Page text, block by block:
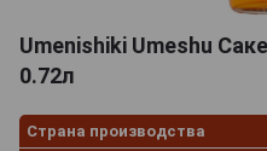
Umenishiki Umeshu
0.72л
Страна производства